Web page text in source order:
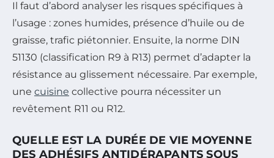
Il faut d’abord analyser les risques spécifiques à
l’usage : zones humides, présence d’huile ou de
graisse, trafic piétonnier. Ensuite, la norme DIN
51130 (classification R9 à R13) permet d’adapter la
résistance au glissement nécessaire. Par exemple,
une cuisine collective pourra nécessiter un
revêtement R11 ou R12.
QUELLE EST LA DURÉE DE VIE MOYENNE
DES ADHÉSIFS ANTIDÉRAPANTS SOUS